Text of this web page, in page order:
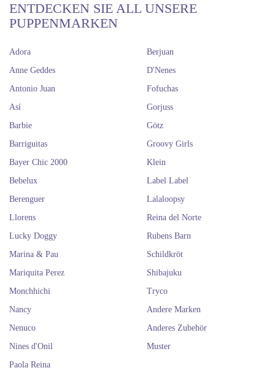
ENTDECKEN SIE ALL UNSERE
PUPPENMARKEN
Adora
Anne Geddes
Antonio Juan
Así
Barbie
Barriguitas
Bayer Chic 2000
Bebelux
Berenguer
Berjuan
D'Nenes
Fofuchas
Gorjuss
Götz
Groovy Girls
Klein
Label Label
Lalaloopsy
Llorens
Lucky Doggy
Marina & Pau
Mariquita Perez
Monchhichi
Nancy
Nenuco
Nines d'Onil
Paola Reina
Reina del Norte
Rubens Barn
Schildkröt
Shibajuku
Tryco
Andere Marken
Anderes Zubehör
Muster